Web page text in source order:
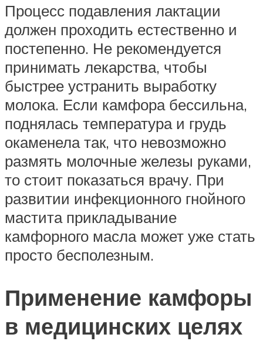
Процесс подавления лактации
должен проходить естественно и
постепенно. Не рекомендуется
принимать лекарства, чтобы
быстрее устранить выработку
молока. Если камфора бессильна,
поднялась температура и грудь
окаменела так, что невозможно
размять молочные железы руками,
то стоит показаться врачу. При
развитии инфекционного гнойного
мастита прикладывание
камфорного масла может уже стать
просто бесполезным.
Применение камфоры
в медицинских целях